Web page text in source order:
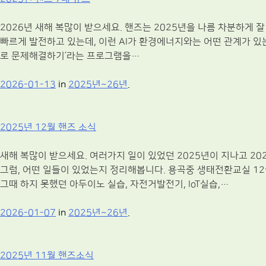
2026년 새해 복많이 받으세요. 핸즈는 2025년을 나름 차분하게
빠르게 발전하고 있는데, 이런 AI가 환경에너지와는 어떤 관계가
로 문제해결하기’라는 프로그램을…
2026-01-13 in 2025년~26년
2025년 12월 핸즈 소식
새해 복많이 받으세요. 여러가지 일이 있었던 2025년이 지나고
그럼, 어떤 일들이 있었는지 정리해봅니다. 용곡중 생태전환교실
그때 하지 못했던 아두이노 실습, 자전거발전기, IoT실습,…
2026-01-07 in 2025년~26년
2025년 11월 핸즈소식